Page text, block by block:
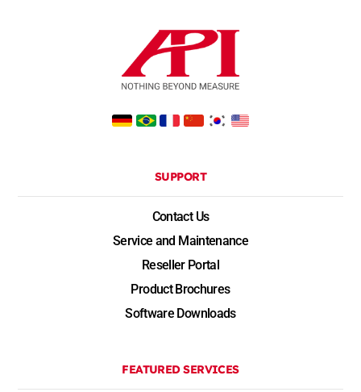
SUPPORT
Contact Us
Service and Maintenance
Reseller Portal
Product Brochures
Software Downloads
FEATURED SERVICES